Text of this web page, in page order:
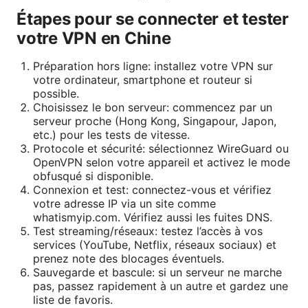
Étapes pour se connecter et tester
votre VPN en Chine
Préparation hors ligne: installez votre VPN sur
votre ordinateur, smartphone et routeur si
possible.
Choisissez le bon serveur: commencez par un
serveur proche (Hong Kong, Singapour, Japon,
etc.) pour les tests de vitesse.
Protocole et sécurité: sélectionnez WireGuard ou
OpenVPN selon votre appareil et activez le mode
obfusqué si disponible.
Connexion et test: connectez-vous et vérifiez
votre adresse IP via un site comme
whatismyip.com. Vérifiez aussi les fuites DNS.
Test streaming/réseaux: testez l’accès à vos
services (YouTube, Netflix, réseaux sociaux) et
prenez note des blocages éventuels.
Sauvegarde et bascule: si un serveur ne marche
pas, passez rapidement à un autre et gardez une
liste de favoris.